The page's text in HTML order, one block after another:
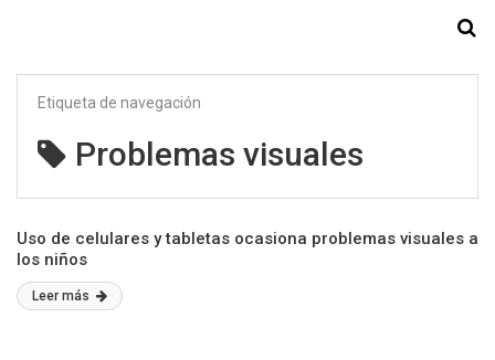
Etiqueta de navegación
Problemas visuales
Uso de celulares y tabletas ocasiona problemas visuales a
los niños
Leer más